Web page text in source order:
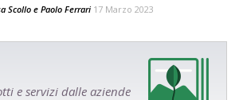
Scollo e Paolo Ferrari 17 Marzo 2023
e servizi dalle aziende